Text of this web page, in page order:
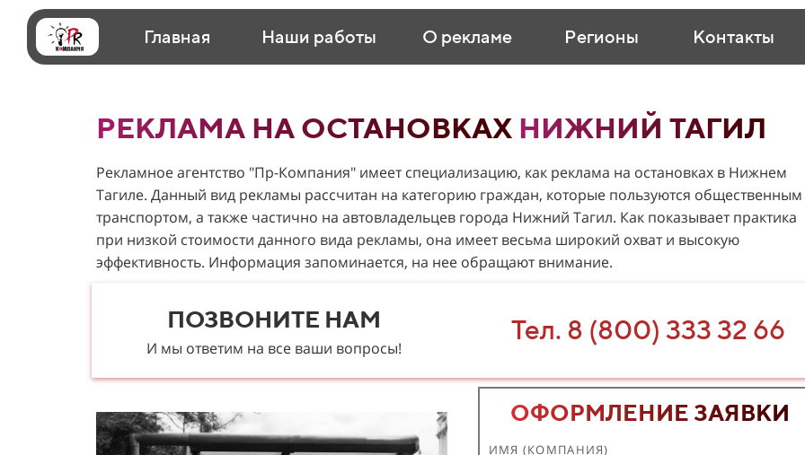
Главная Наши работы О рекламе Регионы Контакты
РЕКЛАМА НА ОСТАНОВКАХ НИЖНИЙ ТАГИЛ
Рекламное агентство "Пр-Компания" имеет специализацию, как реклама на остановках в Нижнем
Тагиле. Данный вид рекламы рассчитан на категорию граждан, которые пользуются общественным
транспортом, а также частично на автовладельцев города Нижний Тагил. Как показывает практика
при низкой стоимости данного вида рекламы, она имеет весьма широкий охват и высокую
эффективность. Информация запоминается, на нее обращают внимание.
ПОЗВОНИТЕ НАМ
И мы ответим на все ваши вопросы!
Тел. 8 (800) 333 32 66
ОФОРМЛЕНИЕ ЗАЯВКИ
ИМЯ (КОМПАНИЯ)